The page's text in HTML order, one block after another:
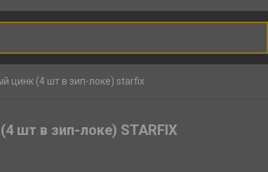
цинк (4 шт в зип-локе) starfix
шт в зип-локе) STARFIX